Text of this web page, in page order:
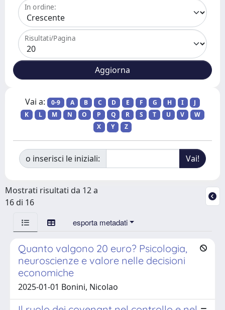
In ordine:
Risultati/Pagina
Vai a: 0-9 A B C D E F G H I
J
K
L M N O P Q R S T U V
W
X
Y Z
o inserisci le iniziali:
Mostrati risultati da 12 a
16 di 16
esporta metadati
Quanto valgono 20 euro? Psicologia,
neuroscienze e valore nelle decisioni
economiche
2025-01-01 Bonini, Nicolao